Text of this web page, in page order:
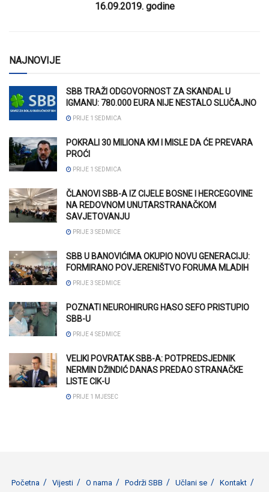
16.09.2019. godine
NAJNOVIJE
SBB TRAŽI ODGOVORNOST ZA SKANDAL U
IGMANU: 780.000 EURA NIJE NESTALO SLUČAJNO
PRIJE 1 SEDMICA
POKRALI 30 MILIONA KM I MISLE DA ĆE PREVARA
PROĆI
PRIJE 1 SEDMICA
ČLANOVI SBB-A IZ CIJELE BOSNE I HERCEGOVINE
NA REDOVNOM UNUTARSTRANAČKOM
SAVJETOVANJU
PRIJE 3 SEDMICE
SBB U BANOVIĆIMA OKUPIO NOVU GENERACIJU:
FORMIRANO POVJERENIŠTVO FORUMA MLADIH
PRIJE 3 SEDMICE
POZNATI NEUROHIRURG HASO SEFO PRISTUPIO
SBB-U
PRIJE 4 SEDMICE
VELIKI POVRATAK SBB-A: POTPREDSJEDNIK
NERMIN DŽINDIĆ DANAS PREDAO STRANAČKE
LISTE CIK-U
PRIJE 1 MJESEC
Početna Vijesti O nama Podrži SBB Učlani se Kontakt